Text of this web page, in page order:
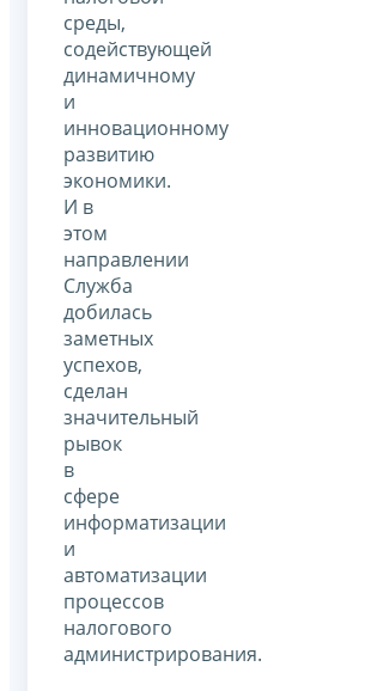
среды,
содействующей
динамичному
и
инновационному
развитию
экономики.
И в
этом
направлении
Служба
добилась
заметных
успехов,
сделан
значительный
рывок
в
сфере
информатизации
и
автоматизации
процессов
налогового
администрирования.